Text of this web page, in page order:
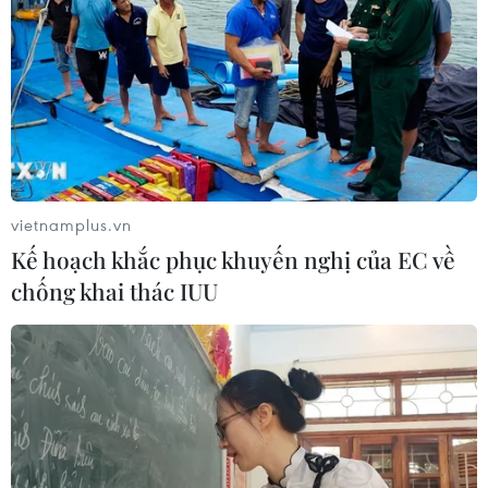
#Chiến sỹ Biên phòng #Ma túy
#Ma túy đá
#Trung chuyển ma túy #heroin
vietnamplus.vn
Kế hoạch khắc phục khuyến nghị của EC về
chống khai thác IUU